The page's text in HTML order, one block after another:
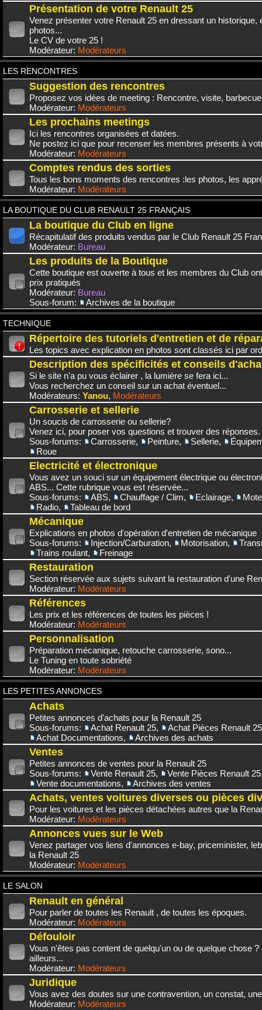
Présentation de votre Renault 25
Venez présenter votre Renault 25 en dressant un historique,
photos...
Le CV de votre 25 !
Modérateur: Modérateurs
LES RENCONTRES
Suggestion des rencontres
Proposez vos idées de meeting : Rencontre, visite,
Modérateur: Modérateurs
Les prochains meetings
Ici les rencontres organisées et datées.
Ne postez ici que pour recenser les membres présents à
Modérateur: Modérateurs
Comptes rendus des sorties
Tous les bons moments des rencontres :les photos, les
Modérateur: Modérateurs
LA BOUTIQUE DU CLUB RENAULT 25 FRANÇAIS
La boutique du Club en ligne
Récapitulatif des produits vendus par le Club Renault 25
Modérateur: Bureau
Les produits de la Boutique
Cette boutique est ouverte à tous et les membres du Club
prix pratiqués
Modérateur: Bureau
Sous-forum:
Archives de la boutique
TECHNIQUE
Répertoire des tutoriels d'entretien et de
Les topics avec explication en photos sont classés ici par
Description des spécificités et conseils
Si le site n'a pu vous éclairer , la lumière se fera ici...
Vous recherchez un conseil sur un achat éventuel...
Modérateurs: Yanou, Modérateurs
Carrosserie et sellerie
Un soucis de carrosserie ou sellerie?
Venez ici, pour poser vos questions et trouver des réponses.
Sous-forums:
Carrosserie, Peinture, Sellerie,
Roue
Electricité et électronique
Vous avez un souci sur un équipement électrique ou
ABS... Cette rubrique vous est réservée...
Sous-forums:
ABS, Chauffage / Clim, Eclairage,
Radio, Tableau de bord
Mécanique
Explications en photos d'opération d'entretien de mécanique
Sous-forums:
Injection/Carburation, Motorisation,
Trains roulant, Freinage
Restauration
Section réservée aux sujets suivant la restauration d'une
Modérateur: Modérateurs
Références
Les prix et les références de toutes les pièces !
Modérateur: Modérateurs
Personnalisation
Préparation mécanique, retouche carrosserie, sono...
Le Tuning en toute sobriété
Modérateur: Modérateurs
LES PETITES ANNONCES
Achats
Petites annonces d'achats pour la Renault 25
Sous-forums:
Achat Renault 25,
Achat Pièces Renault 25
Achat Documentations, Archives des achats
Ventes
Petites annonces de ventes pour la Renault 25
Sous-forums:
Vente Renault 25, Vente Pièces Renault 25
Vente documentations, Archives des ventes
Achats, ventes voitures diverses ou pièces
Pour les voitures et les pièces détachées autres que la
Modérateur: Modérateurs
Annonces vues sur le Web
Venez partager vos liens d'annonces e-bay, priceminister,
la Renault 25
Modérateur: Modérateurs
LE SALON
Renault en général
Pour parler de toutes les Renault , de toutes les époques.
Modérateur: Modérateurs
Défouloir
Vous n'êtes pas content de quelqu'un ou de quelque chose
ailleurs...
Modérateur: Modérateurs
Juridique
Vous avez des doutes sur une contravention, un constat,
Modérateur: Modérateurs